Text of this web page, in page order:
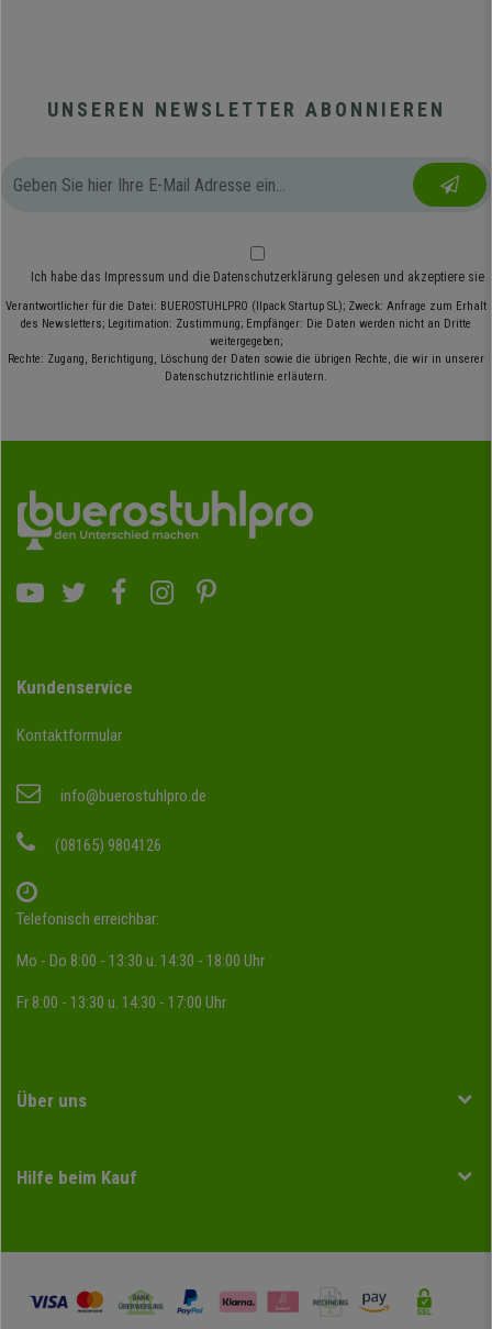
UNSEREN NEWSLETTER ABONNIEREN
Ich habe das Impressum und die Datenschutzerklärung gelesen und akzeptiere sie
Verantwortlicher für die Datei: BUEROSTUHLPRO (Ilpack Startup SL); Zweck: Anfrage zum Erhalt
des Newsletters; Legitimation: Zustimmung; Empfänger: Die Daten werden nicht an Dritte
weitergegeben;
Rechte: Zugang, Berichtigung, Löschung der Daten sowie die übrigen Rechte, die wir in unserer
Datenschutzrichtlinie erläutern.
Kundenservice
Kontaktformular
info@buerostuhlpro.de
(08165) 9804126
Telefonisch erreichbar:
Mo - Do 8:00 - 13:30 u. 14:30 - 18:00 Uhr
Fr 8:00 - 13:30 u. 14:30 - 17:00 Uhr
Über uns
Hilfe beim Kauf